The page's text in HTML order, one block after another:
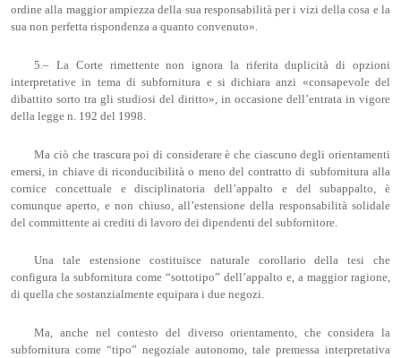
ordine alla maggior ampiezza della sua responsabilità per i vizi della cosa e la
sua non perfetta rispondenza a quanto convenuto».
5.– La Corte rimettente non ignora la riferita duplicità di opzioni
interpretative in tema di subfornitura e si dichiara anzi «consapevole del
dibattito sorto tra gli studiosi del diritto», in occasione dell’entrata in vigore
della legge n. 192 del 1998.
Ma ciò che trascura poi di considerare è che ciascuno degli orientamenti
emersi, in chiave di riconducibilità o meno del contratto di subfornitura alla
cornice concettuale e disciplinatoria dell’appalto e del subappalto, è
comunque aperto, e non chiuso, all’estensione della responsabilità solidale
del committente ai crediti di lavoro dei dipendenti del subfornitore.
Una tale estensione costituisce naturale corollario della tesi che
configura la subfornitura come “sottotipo” dell’appalto e, a maggior ragione,
di quella che sostanzialmente equipara i due negozi.
Ma, anche nel contesto del diverso orientamento, che considera la
subfornitura come “tipo” negoziale autonomo, tale premessa interpretativa